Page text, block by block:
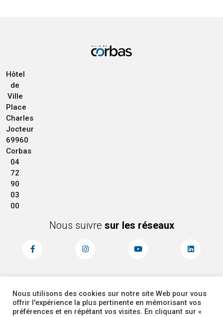
Hôtel
de
Ville
Place
Charles
Jocteur
69960
Corbas
04
72
90
03
00
Nous suivre sur les réseaux
MENTIONS LÉGALES
PLAN DU SITE
ACCESSIBILITÉ
ADMINISTRATEUR
Nous utilisons des cookies sur notre site Web pour vous
offrir l'expérience la plus pertinente en mémorisant vos
préférences et en répétant vos visites. En cliquant sur «